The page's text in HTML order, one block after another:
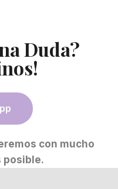
Duda?
con mucho
posible.